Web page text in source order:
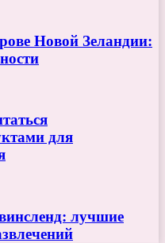
Новой Зеландии:
для
лучшие